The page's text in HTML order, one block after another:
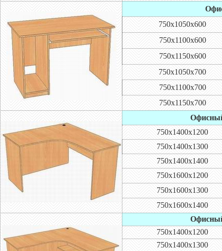
750х1050х600
750х1100х600
750х1150х600
750х1050х700
750х1100х700
750х1150х700
750х1400х1200
750х1400х1300
750х1400х1400
750х1600х1200
750х1600х1300
750х1600х1400
750х1400х1200
750х1400х1300